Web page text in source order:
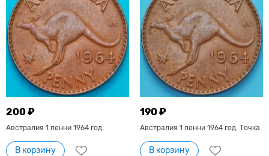
200 ₽
Австралия 1 пенни 1964 год.
В корзину
190 ₽
Австралия 1 пенни 1964 год. Точка
В корзину